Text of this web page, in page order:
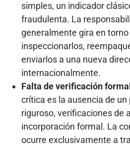
simples, un indicador
fraudulenta. La
generalmente gira en
inspeccionarlos,
enviarlos a una nueva
internacionalmente.
Falta de verificación
crítica es la ausencia de
riguroso, verificaciones de
incorporación formal. La
ocurre exclusivamente a